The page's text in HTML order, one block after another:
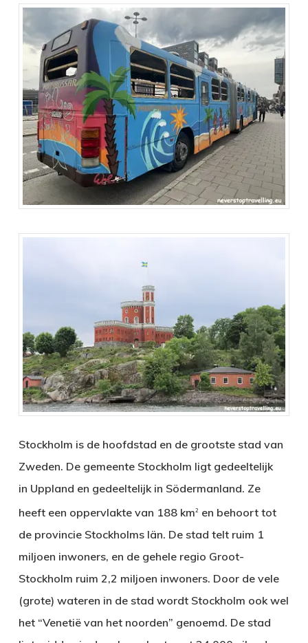
Stockholm is de hoofdstad en de grootste stad van
Zweden. De gemeente Stockholm ligt gedeeltelijk
in Uppland en gedeeltelijk in Södermanland. Ze
heeft een oppervlakte van 188 km2 en behoort tot
de provincie Stockholms län. De stad telt ruim 1
miljoen inwoners, en de gehele regio Groot-
Stockholm ruim 2,2 miljoen inwoners. Door de vele
(grote) wateren in de stad wordt Stockholm ook wel
het “Venetië van het noorden” genoemd. De stad